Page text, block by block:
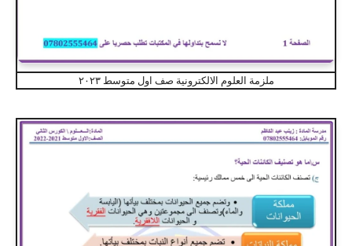
ملزمة العلوم الالكترونية صف اول متوسط ٢٠٢٣